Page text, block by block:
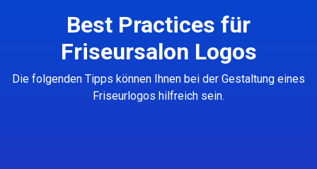
Best Practices für
Friseursalon Logos
Die folgenden Tipps können Ihnen bei der Gestaltung eines
Friseurlogos hilfreich sein.